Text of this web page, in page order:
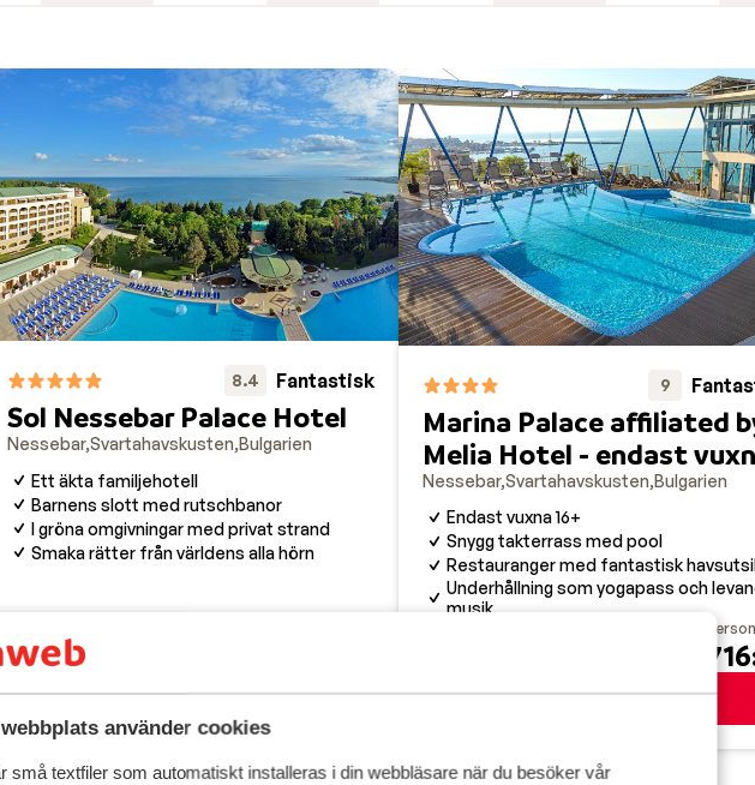
använder cookies
små textfiler som automatiskt installeras i din webbläsare när du besöker vår
8.4 Fantastisk
Sol Nessebar Palace Hotel
Nessebar Svartahavskusten Bulgarien
Ett äkta familjehotell
Barnens slott med rutschbanor
I gröna omgivningar med privat strand
Smaka rätter från världens alla hörn
Ons 16 Sep. - Ons 23 Sep.
All inclusive
Visa
9
Marina Palace affiliated
Melia Hotel - endast
Nessebar Svartahavskusten Bulgarien
Endast vuxna 16+
Snygg takterrass med pool
Restauranger med fantastisk
Underhållning som yogapass och
musik
pris per
7
Visa